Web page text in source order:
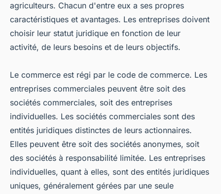
agriculteurs. Chacun d'entre eux a ses propres
caractéristiques et avantages. Les entreprises doivent
choisir leur statut juridique en fonction de leur
activité, de leurs besoins et de leurs objectifs.
Le commerce est régi par le code de commerce. Les
entreprises commerciales peuvent être soit des
sociétés commerciales, soit des entreprises
individuelles. Les sociétés commerciales sont des
entités juridiques distinctes de leurs actionnaires.
Elles peuvent être soit des sociétés anonymes, soit
des sociétés à responsabilité limitée. Les entreprises
individuelles, quant à elles, sont des entités juridiques
uniques, généralement gérées par une seule